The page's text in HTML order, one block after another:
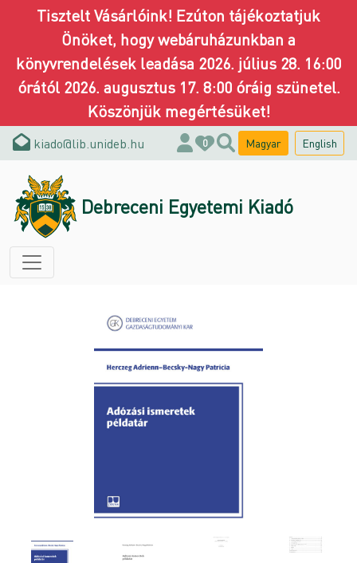
Tisztelt Vásárlóink! Ezúton tájékoztatjuk
Önöket, hogy webáruházunkban a
könyvrendelések leadása 2026. július 28. 16:00
órától 2026. augusztus 17. 8:00 óráig szünetel.
Köszönjük megértésüket!
kiado@lib.unideb.hu 0 Magyar English
Debreceni Egyetemi Kiadó